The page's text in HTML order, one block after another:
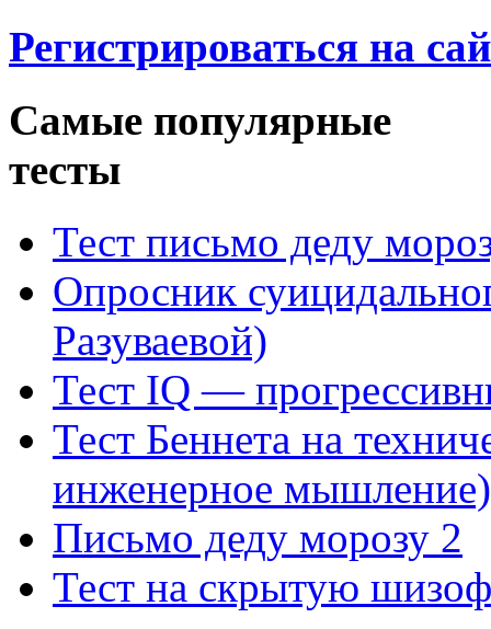
Регистрироваться на
Самые популярные
тесты
Тест письмо деду
Опросник
Разуваевой)
Тест IQ —
Тест Беннета на
инженерное мышление)
Письмо деду морозу 2
Тест на скрытую